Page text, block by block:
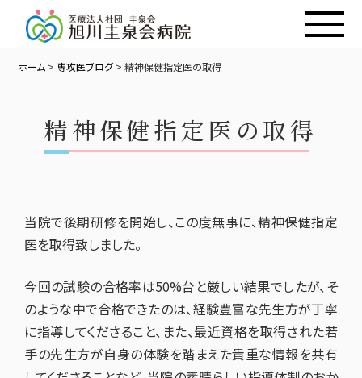
ホーム >専攻医ブログ>精神保健指定医の取得
精神保健指定医の取得
当院で後期研修を開始し、この度無事に、精神保健指定
医を取得致しました。
今回の試験の合格率は50%台と厳しい結果でしたが、そ
のような中で合格できたのは、経験豊富な先生方が丁寧
に指導してくださること、また、最近資格を取得された若
手の先生方が自身の体験を踏まえた貴重な情報を共有